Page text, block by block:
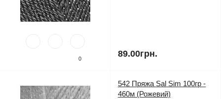
0 89.00грн.
542 Пряжа Sal Sim 100гр -
460м (Рожевий)